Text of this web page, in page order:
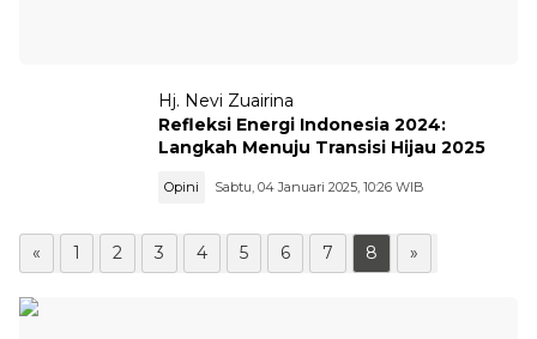
Hj. Nevi Zuairina
Refleksi Energi Indonesia 2024:
Langkah Menuju Transisi Hijau 2025
Opini Sabtu, 04 Januari 2025, 10:26 WIB
« 1 2 3 4 5 6 7 8 »